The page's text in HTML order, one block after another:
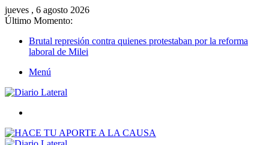
jueves , 6 agosto 2026
Último Momento:
Brutal represión contra quienes protestaban por la reforma
laboral de Milei
Menú